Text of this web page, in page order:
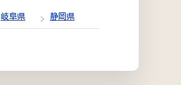
岐阜県 静岡県